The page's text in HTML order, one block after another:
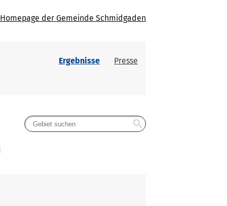
Homepage der Gemeinde Schmidgaden
Ergebnisse Presse
search